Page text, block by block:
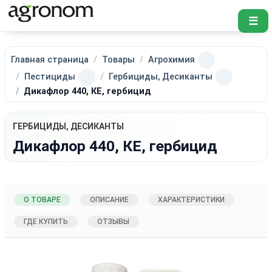
☰
Главная страница Товары
Агрохимия
Пестициды
Гербициды, Десиканты
Дикафлор 440, КЕ, гербицид
ГЕРБИЦИДЫ, ДЕСИКАНТЫ
Дикафлор 440, КЕ, гербицид
О ТОВАРЕ ОПИСАНИЕ ХАРАКТЕРИСТИКИ
ГДЕ КУПИТЬ ОТЗЫВЫ